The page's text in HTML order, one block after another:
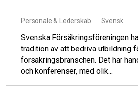
Personale & Lederskab Svensk
Svenska Försäkringsföreningen
tradition av att bedriva utbildning
försäkringsbranschen. Det har
och konferenser, med olik...